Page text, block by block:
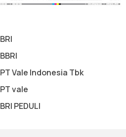
BRI
BBRI
PT Vale Indonesia Tbk
PT vale
BRI PEDULI